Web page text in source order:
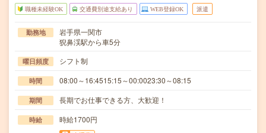
職種未経験OK 交通費別途支給あり WEB登録OK 派遣
勤務地
岩手県一関市
猊鼻渓駅から車5分
曜日頻度 シフト制
時間 08:00～16:4515:15～00:0023:30～08:15
期間 長期でお仕事できる方、大歓迎！
時給 時給1700円